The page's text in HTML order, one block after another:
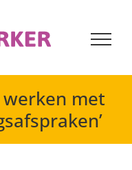
werken met